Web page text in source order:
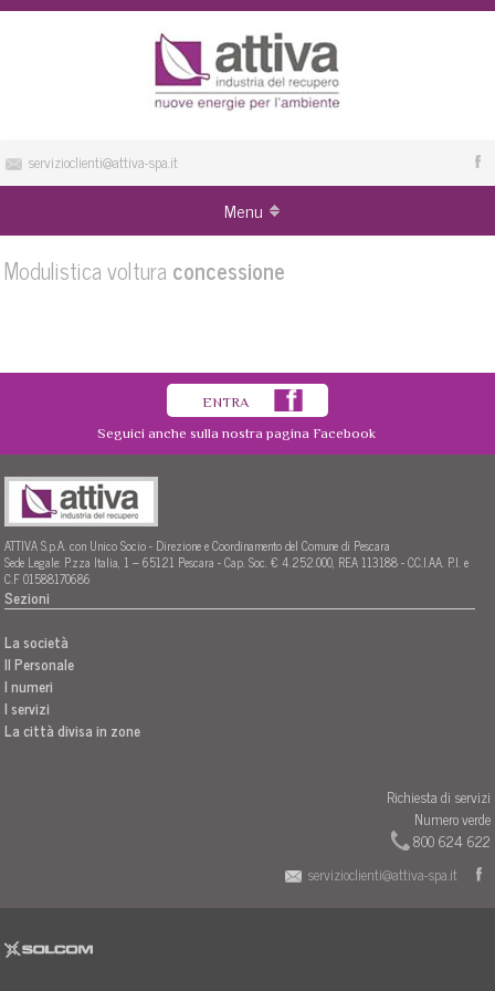
servizioclienti@attiva-spa.it
Menu
Modulistica voltura concessione
ENTRA
Seguici anche sulla nostra pagina Facebook
ATTIVA S.p.A. con Unico Socio - Direzione e Coordinamento del Comune di Pescara
Sede Legale: P.zza Italia, 1 – 65121 Pescara - Cap. Soc. € 4.252.000, REA 113188 - CC.I.AA. P.I. e
C.F 01588170686
Sezioni
La società
Il Personale
I numeri
I servizi
La città divisa in zone
Richiesta di servizi
Numero verde
800 624 622
servizioclienti@attiva-spa.it